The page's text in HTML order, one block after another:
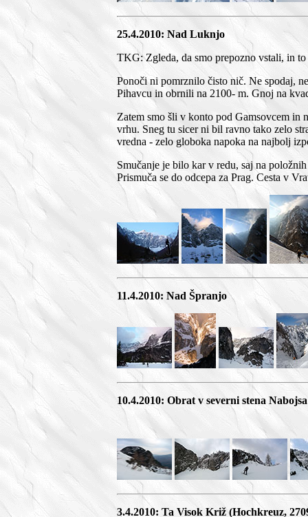
25.4.2010: Nad Luknjo
TKG: Zgleda, da smo prepozno vstali, in
Ponoči ni pomrznilo čisto nič. Ne spodaj,
Pihavcu in obrnili na 2100- m. Gnoj na
Zatem smo šli v konto pod Gamsovcem in
vrhu. Sneg tu sicer ni bil ravno tako zelo
vredna - zelo globoka napoka na najbolj
Smučanje je bilo kar v redu, saj na
Prismuča se do odcepa za Prag. Cesta v
11.4.2010: Nad Špranjo
10.4.2010: Obrat v severni stena Nabojsa
3.4.2010: Ta Visok Križ (Hochkreuz,